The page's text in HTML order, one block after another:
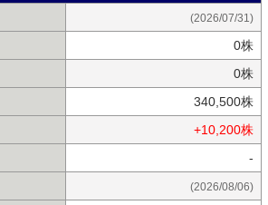
(2026/07/31)
0株
0株
340,500株
+10,200株
-
(2026/08/06)